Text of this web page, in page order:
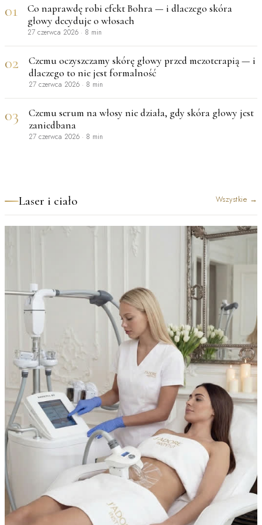
01
Co naprawdę robi efekt Bohra — i dlaczego skóra
głowy decyduje o włosach
27 czerwca 2026 · 8 min
02
Czemu oczyszczamy skórę głowy przed mezoterapią — i
dlaczego to nie jest formalność
27 czerwca 2026 · 8 min
03
Czemu serum na włosy nie działa, gdy skóra głowy jest
zaniedbana
27 czerwca 2026 · 8 min
Laser i ciało Wszystkie →